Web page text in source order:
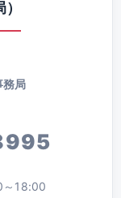
務局
～18:00